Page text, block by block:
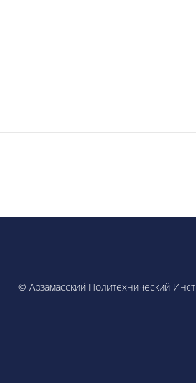
© Арзамасский Политехнический